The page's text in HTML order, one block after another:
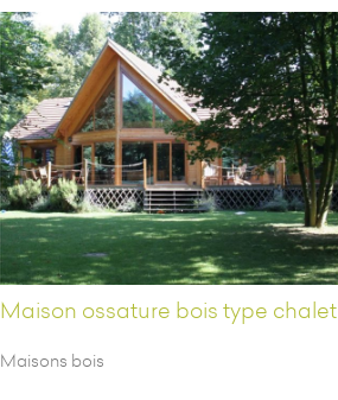
Maison ossature bois type chalet
Maisons bois